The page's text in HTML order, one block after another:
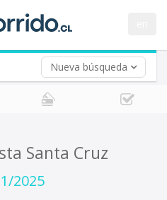
Nueva búsqueda
Santa Cruz
2025